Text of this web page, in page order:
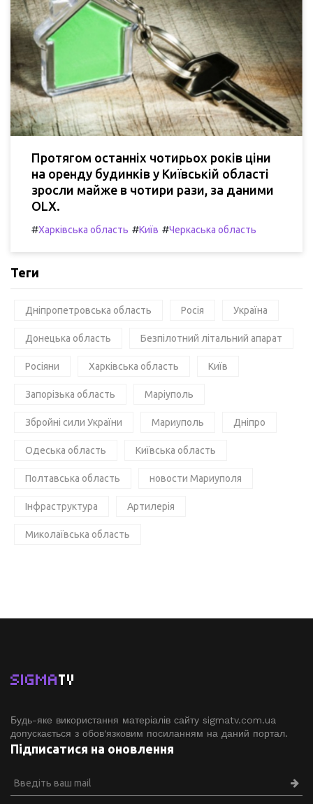
Протягом останніх чотирьох років ціни
на оренду будинків у Київській області
зросли майже в чотири рази, за даними
OLX.
#Харківська область #Київ #Черкаська область
Теги
Дніпропетровська область Росія Україна
Донецька область Безпілотний літальний апарат
Росіяни Харківська область Київ
Запорізька область Маріуполь
Збройні сили України Мариуполь Дніпро
Одеська область Київська область
Полтавська область новости Мариуполя
Інфраструктура Артилерія
Миколаївська область
SIGMATV
Будь-яке використання матеріалів сайту sigmatv.com.ua
допускається з обов'язковим посиланням на даний портал.
Підписатися на оновлення